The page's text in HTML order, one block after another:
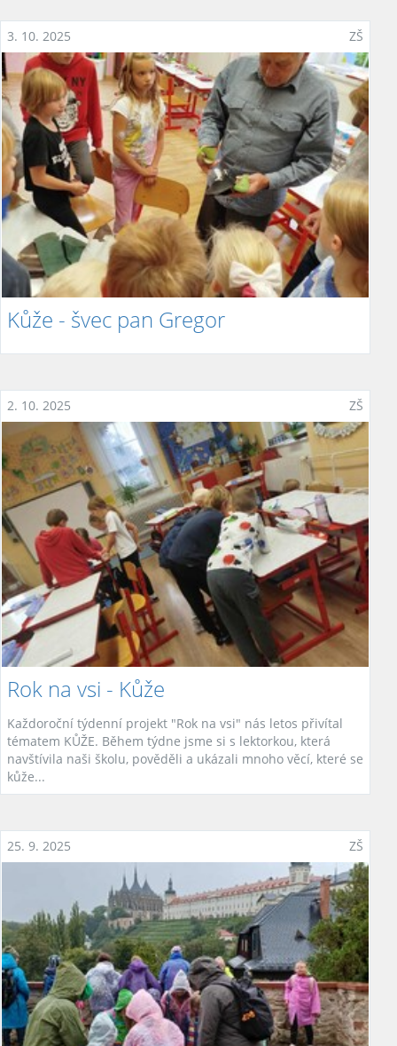
3. 10. 2025 ZŠ
Kůže - švec pan Gregor
2. 10. 2025 ZŠ
Rok na vsi - Kůže
Každoroční týdenní projekt "Rok na vsi" nás letos přivítal
tématem KŮŽE. Během týdne jsme si s lektorkou, která
navštívila naši školu, pověděli a ukázali mnoho věcí, které se
kůže...
25. 9. 2025 ZŠ